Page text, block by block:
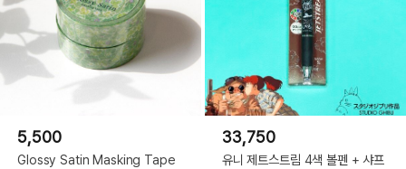
5,500
Glossy Satin Masking Tape
33,750
유니 제트스트림 4색 볼펜 + 샤프